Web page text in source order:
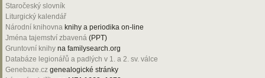
Staročeský slovník
Liturgický kalendář
Národní knihovna knihy a periodika on-line
Jména tajemství zbavená (PPT)
Gruntovní knihy na familysearch.org
Databáze legionářů a padlých v 1. a 2. sv. válce
Genebaze.cz genealogické stránky